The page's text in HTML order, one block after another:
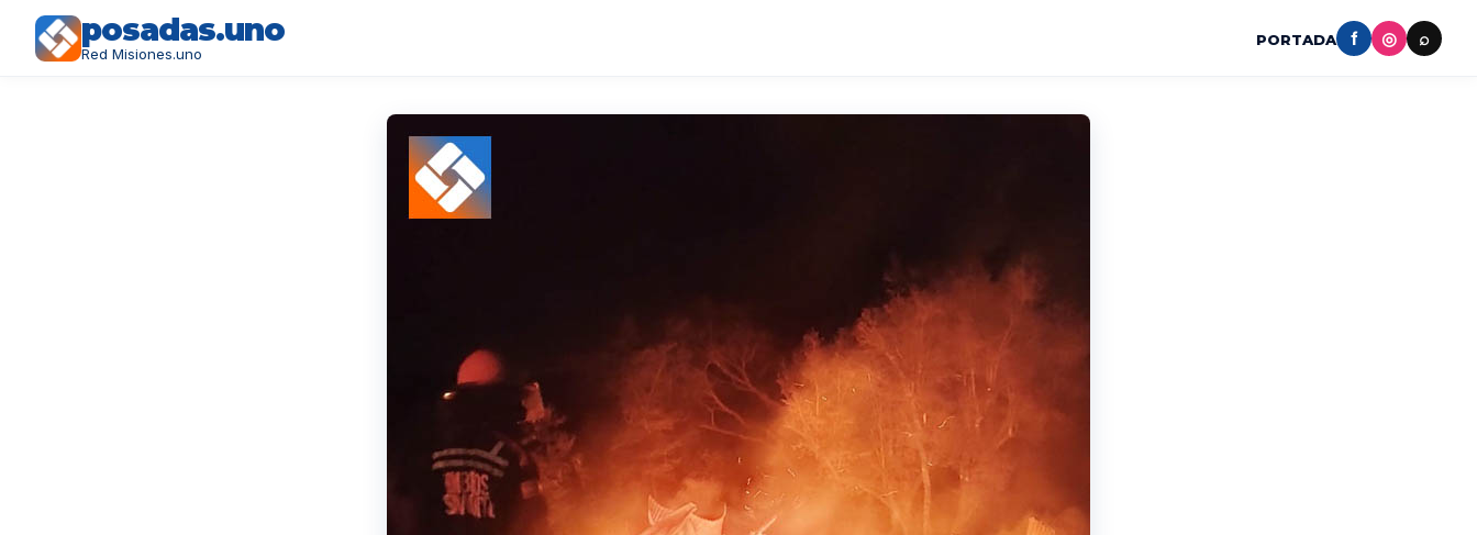
posadas.uno
Red Misiones.uno
PORTADA f ◎ ⌕